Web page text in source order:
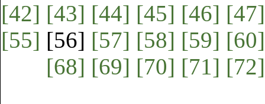
[42] [43] [44] [45] [46] [47]
[55] [56] [57] [58] [59] [60]
[68] [69] [70] [71] [72]